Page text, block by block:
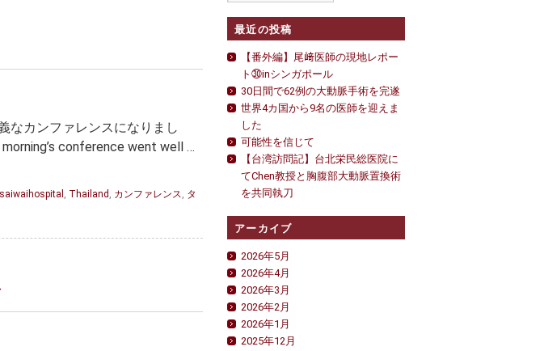
なカンファレンスになりまし
conference went well …
, Thailand , カンファレンス, タ
最近の投稿
【番外編】尾﨑医師の現地レポー
ト㉚inシンガポール
30日間で62例の大動脈手術を完遂
世界4カ国から9名の医師を迎えま
した
可能性を信じて
【台湾訪問記】台北栄民総医院に
てChen教授と胸腹部大動脈置換術
を共同執刀
アーカイブ
2026年5月
2026年4月
2026年3月
2026年2月
2026年1月
2025年12月